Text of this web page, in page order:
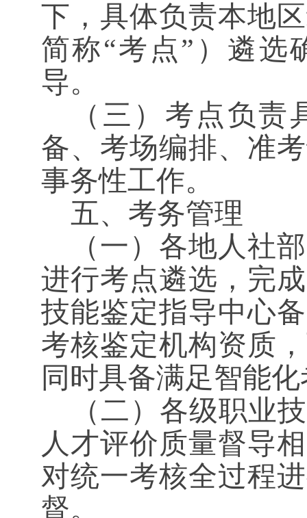
下，具体负责本地
简称“考点”）遴选
导。
（三）考点负
备、考场编排、准
事务性工作。
五、考务管理
（一）各地人社
进行考点遴选，完
技能鉴定指导中心
考核鉴定机构资质
同时具备满足智能
（二）各级职业
人才评价质量督导
对统一考核全过程
督。